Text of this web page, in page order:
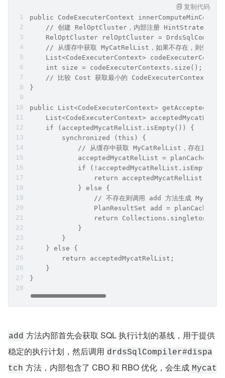
方法生成执行计划，并将执行计划添加到缓存中。
public CodeExecuterContext
// 创建 RelOptCluster，内部注册
RelOptCluster relOptCluster =
List<CodeExecuterContext>
    int size = codeExecuterContexts.size();
    // 比较 Cost 获取最小的 CodeExecuterContext
public List<CodeExecuterContext>
List<CodeExecuterContext>
    if (acceptedMycatRelList.isEmpty()) {
        synchronized (this) {
// 从缓存中获取 MyCatRelList，存在直接返
acceptedMycatRelList =
if (!acceptedMycatRelList.isEmpty())
                return acceptedMycatRelList;
            } else {
// 不存在则调用 add 方法生成
PlanResultSet add =
return
            }
    } else {
        return acceptedMycatRelList;
复制代码